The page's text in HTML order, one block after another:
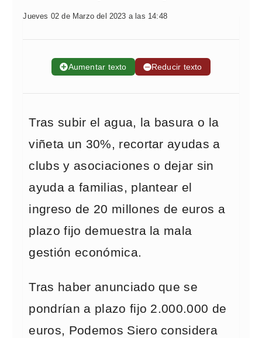
Jueves 02 de Marzo del 2023 a las 14:48
➕Aumentar texto ➖Reducir texto
Tras subir el agua, la basura o la
viñeta un 30%, recortar ayudas a
clubs y asociaciones o dejar sin
ayuda a familias, plantear el
ingreso de 20 millones de euros a
plazo fijo demuestra la mala
gestión económica.
Tras haber anunciado que se
pondrían a plazo fijo 2.000.000 de
euros, Podemos Siero considera